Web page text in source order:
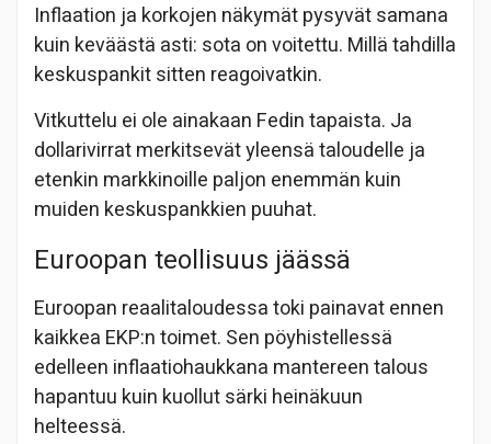
Inflaation ja korkojen näkymät pysyvät samana
kuin keväästä asti: sota on voitettu. Millä tahdilla
keskuspankit sitten reagoivatkin.
Vitkuttelu ei ole ainakaan Fedin tapaista. Ja
dollarivirrat merkitsevät yleensä taloudelle ja
etenkin markkinoille paljon enemmän kuin
muiden keskuspankkien puuhat.
Euroopan teollisuus jäässä
Euroopan reaalitaloudessa toki painavat ennen
kaikkea EKP:n toimet. Sen pöyhistellessä
edelleen inflaatiohaukkana mantereen talous
hapantuu kuin kuollut särki heinäkuun
helteessä.